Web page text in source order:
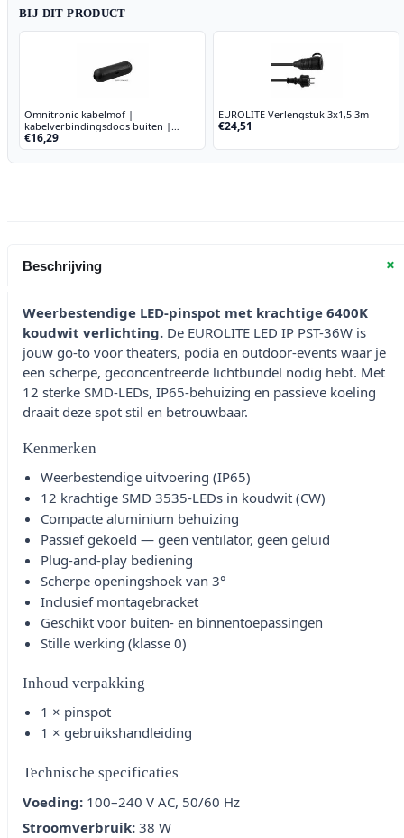
BIJ DIT PRODUCT
Omnitronic kabelmof |
kabelverbindingsdoos buiten |
Weather-Proof Protection Box
outdoor
€16,29
EUROLITE Verlengstuk 3x1,5 3m
€24,51
Beschrijving +
Weerbestendige LED-pinspot met krachtige 6400K
koudwit verlichting. De EUROLITE LED IP PST-36W is
jouw go-to voor theaters, podia en outdoor-events waar je
een scherpe, geconcentreerde lichtbundel nodig hebt. Met
12 sterke SMD-LEDs, IP65-behuizing en passieve koeling
draait deze spot stil en betrouwbaar.
Kenmerken
Weerbestendige uitvoering (IP65)
12 krachtige SMD 3535-LEDs in koudwit (CW)
Compacte aluminium behuizing
Passief gekoeld — geen ventilator, geen geluid
Plug-and-play bediening
Scherpe openingshoek van 3°
Inclusief montagebracket
Geschikt voor buiten- en binnentoepassingen
Stille werking (klasse 0)
Inhoud verpakking
1 × pinspot
1 × gebruikshandleiding
Technische specificaties
Voeding: 100–240 V AC, 50/60 Hz
Stroomverbruik: 38 W